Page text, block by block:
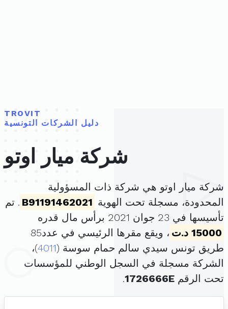
TROVIT
دليل الشركات التونسية
شركة ميار اوتو
شركة ميار اوتو هي شركة ذات المسؤولية
المحدودة، مسجلة تحت الهوية B91191462021 . تم
تأسيسها في 23 جوان 2021 برأس مال قدره
15000 د.ت
، ويقع مقرها الرئيسي في عدد85
طريق تونس سيدي سالم حمام سوسة (4011)،
الشركة مسجلة في السجل الوطني للمؤسسات
تحت الرقم 1726666E
.